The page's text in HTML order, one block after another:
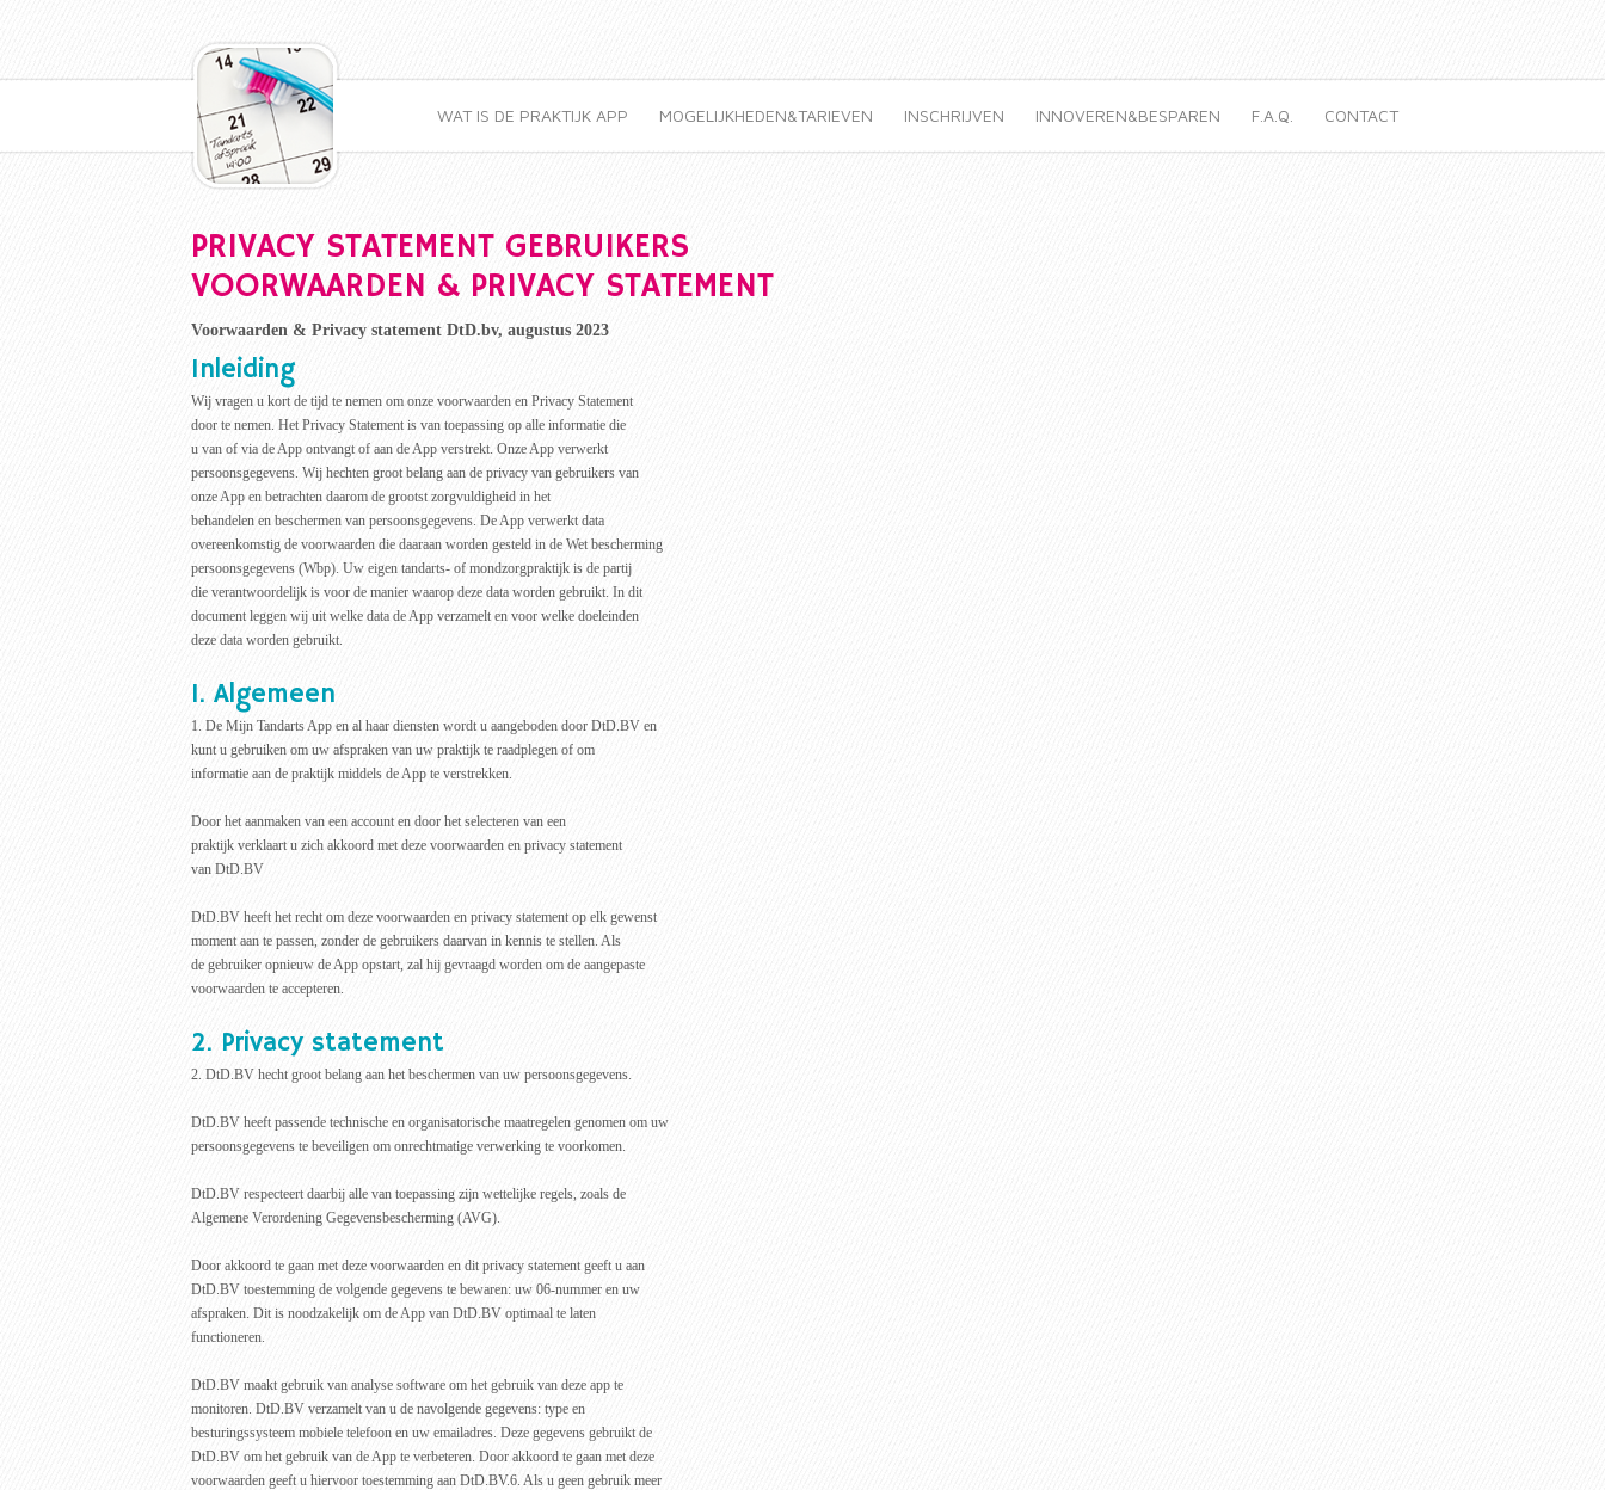
WAT IS DE PRAKTIJK APP MOGELIJKHEDEN&TARIEVEN INSCHRIJVEN INNOVEREN&BESPAREN F.A.Q. CONTACT
PRIVACY STATEMENT GEBRUIKERS
VOORWAARDEN & PRIVACY STATEMENT
Voorwaarden & Privacy statement DtD.bv, augustus 2023
Inleiding
Wij vragen u kort de tijd te nemen om onze voorwaarden en Privacy Statement
door te nemen. Het Privacy Statement is van toepassing op alle informatie die
u van of via de App ontvangt of aan de App verstrekt. Onze App verwerkt
persoonsgegevens. Wij hechten groot belang aan de privacy van gebruikers van
onze App en betrachten daarom de grootst zorgvuldigheid in het
behandelen en beschermen van persoonsgegevens. De App verwerkt data
overeenkomstig de voorwaarden die daaraan worden gesteld in de Wet bescherming
persoonsgegevens (Wbp). Uw eigen tandarts- of mondzorgpraktijk is de partij
die verantwoordelijk is voor de manier waarop deze data worden gebruikt. In dit
document leggen wij uit welke data de App verzamelt en voor welke doeleinden
deze data worden gebruikt.
1. Algemeen
1. De Mijn Tandarts App en al haar diensten wordt u aangeboden door DtD.BV en
kunt u gebruiken om uw afspraken van uw praktijk te raadplegen of om
informatie aan de praktijk middels de App te verstrekken.
Door het aanmaken van een account en door het selecteren van een
praktijk verklaart u zich akkoord met deze voorwaarden en privacy statement
van DtD.BV
DtD.BV heeft het recht om deze voorwaarden en privacy statement op elk gewenst
moment aan te passen, zonder de gebruikers daarvan in kennis te stellen. Als
de gebruiker opnieuw de App opstart, zal hij gevraagd worden om de aangepaste
voorwaarden te accepteren.
2. Privacy statement
2. DtD.BV hecht groot belang aan het beschermen van uw persoonsgegevens.
DtD.BV heeft passende technische en organisatorische maatregelen genomen om uw
persoonsgegevens te beveiligen om onrechtmatige verwerking te voorkomen.
DtD.BV respecteert daarbij alle van toepassing zijn wettelijke regels, zoals de
Algemene Verordening Gegevensbescherming (AVG).
Door akkoord te gaan met deze voorwaarden en dit privacy statement geeft u aan
DtD.BV toestemming de volgende gegevens te bewaren: uw 06-nummer en uw
afspraken. Dit is noodzakelijk om de App van DtD.BV optimaal te laten
functioneren.
DtD.BV maakt gebruik van analyse software om het gebruik van deze app te
monitoren. DtD.BV verzamelt van u de navolgende gegevens: type en
besturingssysteem mobiele telefoon en uw emailadres. Deze gegevens gebruikt de
DtD.BV om het gebruik van de App te verbeteren. Door akkoord te gaan met deze
voorwaarden geeft u hiervoor toestemming aan DtD.BV.6. Als u geen gebruik meer